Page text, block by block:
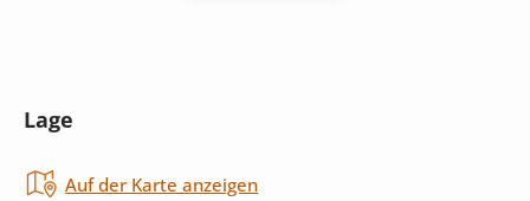
Backofen
Küchenutensilien
Lage
Auf der Karte anzeigen